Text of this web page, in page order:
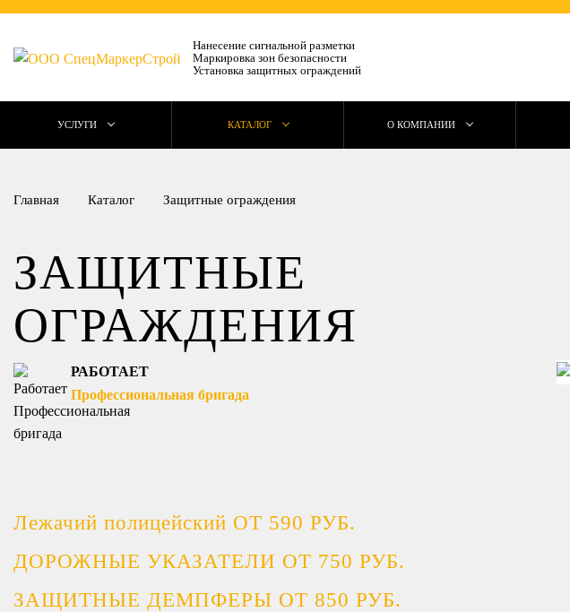
Нанесение сигнальной разметки
Маркировка зон безопасности
Установка защитных ограждений
УСЛУГИ КАТАЛОГ О КОМПАНИИ
Главная Каталог Защитные ограждения
ЗАЩИТНЫЕ
ОГРАЖДЕНИЯ
РАБОТАЕТ
Профессиональная бригада
Лежачий полицейский ОТ 590 РУБ.
ДОРОЖНЫЕ УКАЗАТЕЛИ ОТ 750 РУБ.
ЗАЩИТНЫЕ ДЕМПФЕРЫ ОТ 850 РУБ.